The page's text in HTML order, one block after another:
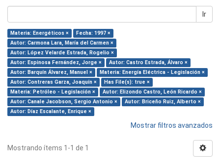
Ir
Materia: Energéticos ×
Fecha: 1997 ×
Autor: Carmona Lara, María del Carmen ×
Autor: López Velarde Estrada, Rogelio ×
Autor: Espinosa Fernández, Jorge ×
Autor: Castro Estrada, Álvaro ×
Autor: Barquín Álvarez, Manuel ×
Materia: Energía Eléctrica - Legislación ×
Autor: Contreras Garza, Joaquín ×
Has File(s): true ×
Materia: Petróleo - Legislación ×
Autor: Elizondo Castro, León Ricardo ×
Autor: Canale Jacobson, Sergio Antonio ×
Autor: Briceño Ruiz, Alberto ×
Autor: Díaz Escalante, Enrique ×
Mostrar filtros avanzados
Mostrando ítems 1-1 de 1